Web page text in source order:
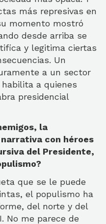
más represivas en
momento mostró
desde arriba se
y legitima ciertas
Un
a un sector
a quienes
presidencial
la
con héroes
del Presidente,
que se le puede
el populismo ha
del norte y del
No me parece de